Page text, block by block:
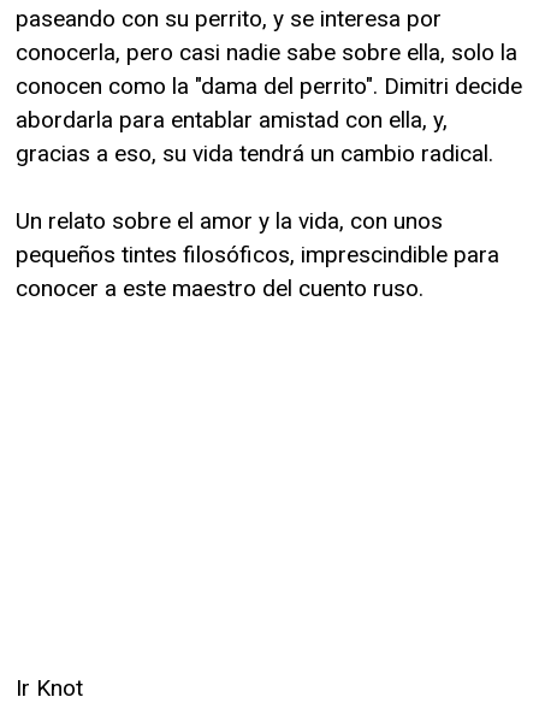
paseando con su perrito, y se interesa por
conocerla, pero casi nadie sabe sobre ella, solo la
conocen como la "dama del perrito". Dimitri decide
abordarla para entablar amistad con ella, y,
gracias a eso, su vida tendrá un cambio radical.
Un relato sobre el amor y la vida, con unos
pequeños tintes filosóficos, imprescindible para
conocer a este maestro del cuento ruso.
Ir Knot